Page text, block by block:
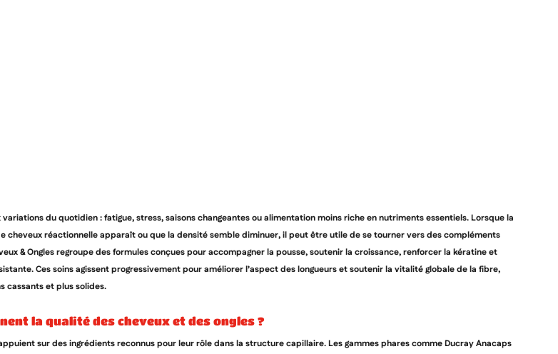
du quotidien : fatigue, stress, saisons changeantes ou alimentation moins riche en nutriments essentiels. Lorsque la
cheveux réactionnelle apparaît ou que la densité semble diminuer, il peut être utile de se tourner vers des compléments
& Ongles regroupe des formules conçues pour accompagner la pousse, soutenir la croissance, renforcer la kératine et
Ces soins agissent progressivement pour améliorer l’aspect des longueurs et soutenir la vitalité globale de la fibre,
cassants et plus solides.
la qualité des cheveux et des ongles ?
sur des ingrédients reconnus pour leur rôle dans la structure capillaire. Les gammes phares comme Ducray Anacaps